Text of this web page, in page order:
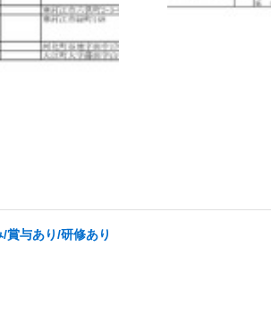
賞与あり/研修あり